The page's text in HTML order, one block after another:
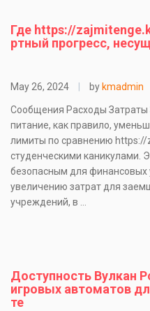
Где https://
ртный прогресс,
May 26, 2024 by kmadmin
Сообщения Расходы Затраты
питание, как правило,
лимиты по сравнению
студенческими каникулами.
безопасным для финансовых
увеличению затрат для
учреждений, в …
Доступность Вулкан
игровых автоматов
те